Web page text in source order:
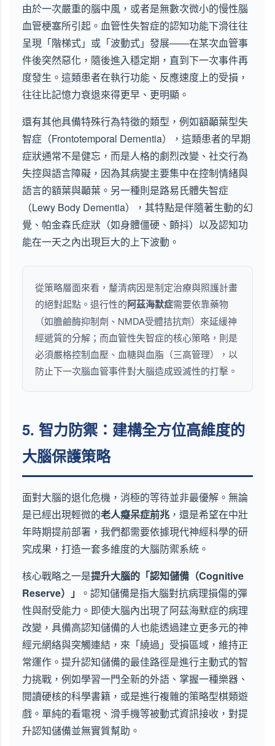
由於一次嚴重的腦中風，或者是無數次微小的慢性腦
血管梗塞所引起。血管性失智症的認知功能下滑往往
呈現「階梯式」或「波動式」發展——在某次血管事
件後突然惡化，隨後進入穩定期，直到下一次事件再
度發生。這類患者在執行功能、反應速度上的受損，
往往比記憶力衰退來得更早、更明顯。
還有其他具備特殊行為特徵的類型，例如額顳葉型失
智症（Frontotemporal Dementia），這類患者的早期
症狀通常不是健忘，而是人格的劇烈改變、社交行為
失控與語言障礙，因為其病變主要集中在控制情緒與
語言的額葉與顳葉。另一種則是路易氏體失智症
（Lewy Body Dementia），其特點是伴隨著生動的幻
覺、帕金森氏症狀（如身體僵硬、顫抖）以及認知功
能在一天之內出現巨大的上下波動。
從策略層面來看，釐清病因是制定治療與照護計畫
的絕對起點。退行性的阿茲海默症需要依靠藥物
（如膽鹼酶抑制劑、NMDA受體拮抗劑）來延緩神
經遞質的分解；而血管性失智症的核心策略，則是
必須嚴格控制血壓、血糖與血脂（三高管理），以
防止下一次腦血管事件對大腦造成毀滅性的打擊。
5. 智力防禦：建構全方位高維度的
大腦保護策略
面對大腦的退化危機，消極的等待並非最優解。無論
是已經出現輕微的老人癡呆症前兆 ，還是希望在中壯
年時期提前部署，我們都需要依據現代神經科學的研
究成果，打造一套多維度的大腦防禦系統。
核心戰略之一是提升大腦的「認知儲備（Cognitive
Reserve）」
。認知儲備是指大腦對抗病理損傷的彈
性與耐受能力。即使大腦內出現了阿茲海默症的病理
改變，具備高認知儲備的人也能透過建立更多元的神
經元網絡與突觸連結，來「繞過」受損區域，維持正
常運作。提升認知儲備的最佳路徑是進行主動式的智
力挑戰，例如學習一門全新的外語、掌握一種樂器、
閱讀硬核的科學書籍，或是進行複雜的策略型棋類遊
戲。單純的看電視、滑手機等被動式資訊接收，對提
升認知儲備並無實質幫助。